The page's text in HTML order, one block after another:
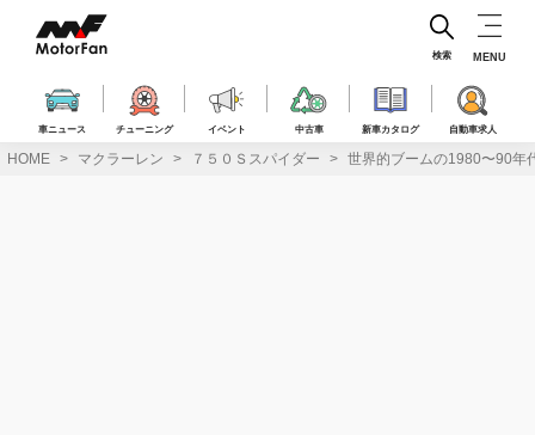
ス
車ニュース チューニング イベント 中古車 新車カタログ 自動車求人
検索 MENU
HOME マクラーレン ７５０Ｓスパイダー 世界的ブームの1980〜90年